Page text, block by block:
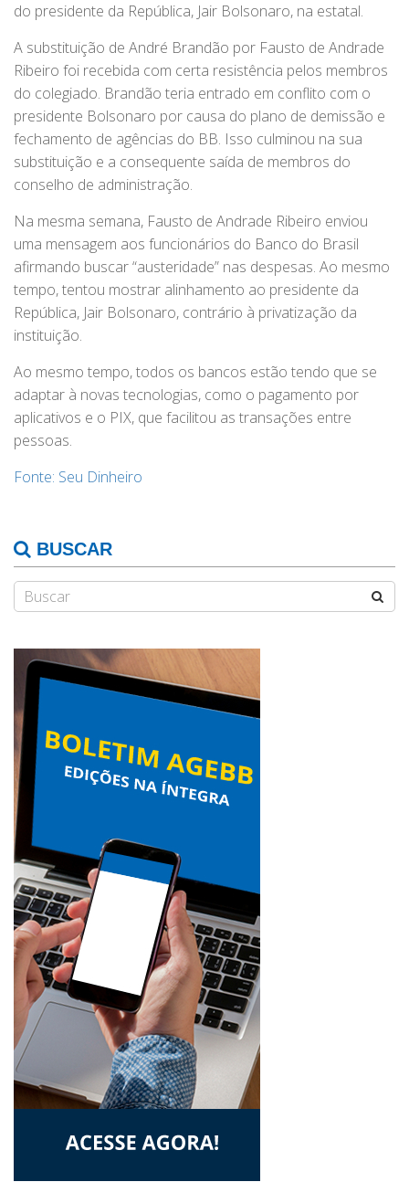
do presidente da República, Jair Bolsonaro, na estatal.
A substituição de André Brandão por Fausto de Andrade
Ribeiro foi recebida com certa resistência pelos membros
do colegiado. Brandão teria entrado em conflito com o
presidente Bolsonaro por causa do plano de demissão e
fechamento de agências do BB. Isso culminou na sua
substituição e a consequente saída de membros do
conselho de administração.
Na mesma semana, Fausto de Andrade Ribeiro enviou
uma mensagem aos funcionários do Banco do Brasil
afirmando buscar “austeridade” nas despesas. Ao mesmo
tempo, tentou mostrar alinhamento ao presidente da
República, Jair Bolsonaro, contrário à privatização da
instituição.
Ao mesmo tempo, todos os bancos estão tendo que se
adaptar à novas tecnologias, como o pagamento por
aplicativos e o PIX, que facilitou as transações entre
pessoas.
Fonte: Seu Dinheiro
BUSCAR